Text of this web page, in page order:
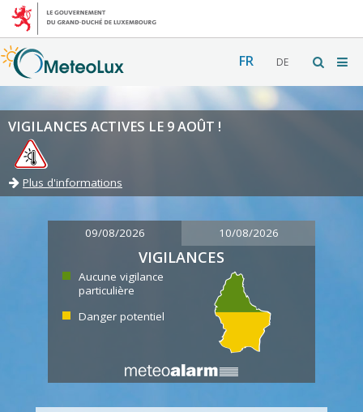
FR DE
VIGILANCES ACTIVES LE 9 AOÛT !
Plus d'informations
09/08/2026 10/08/2026
VIGILANCES
Aucune vigilance
particulière
Danger potentiel